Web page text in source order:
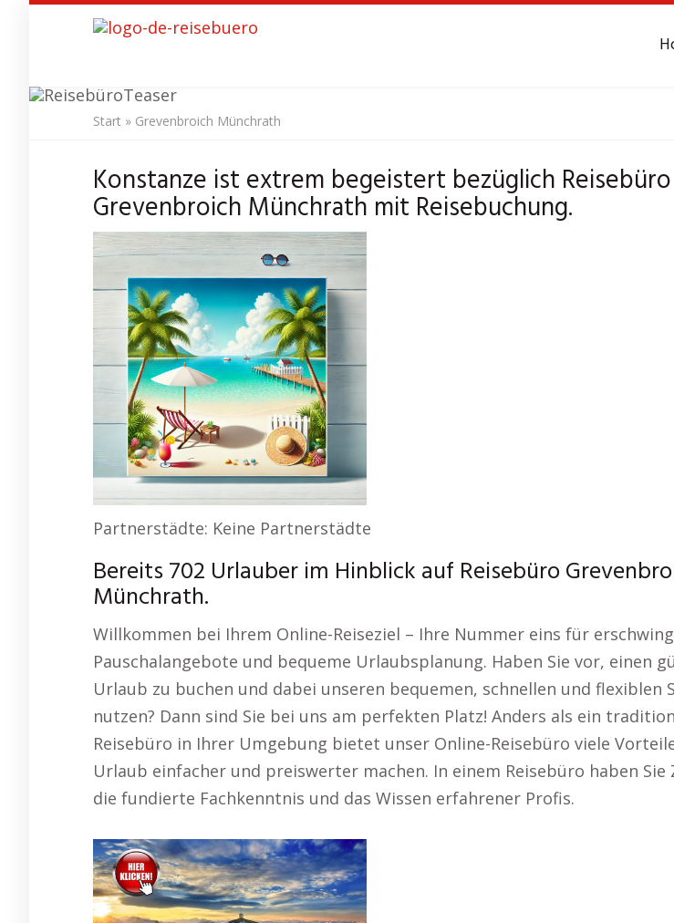
content
Reisebüro
Start » Grevenbroich Münchrath
Konstanze ist extrem begeistert bezüglich Reisebüro
Grevenbroich Münchrath mit Reisebuchung.
Partnerstädte: Keine Partnerstädte
Bereits 702 Urlauber im Hinblick auf Reisebüro
Münchrath.
Willkommen bei Ihrem Online-Reiseziel – Ihre Nummer eins für
Pauschalangebote und bequeme Urlaubsplanung. Haben Sie vor, einen
Urlaub zu buchen und dabei unseren bequemen, schnellen und flexiblen
nutzen? Dann sind Sie bei uns am perfekten Platz! Anders als ein
Reisebüro in Ihrer Umgebung bietet unser Online-Reisebüro viele
Urlaub einfacher und preiswerter machen. In einem Reisebüro haben
die fundierte Fachkenntnis und das Wissen erfahrener Profis.